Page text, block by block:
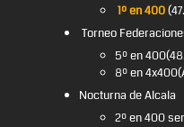
1º en 400
Torneo
5º en
8º en
Nocturna de Alcala
2º en 400